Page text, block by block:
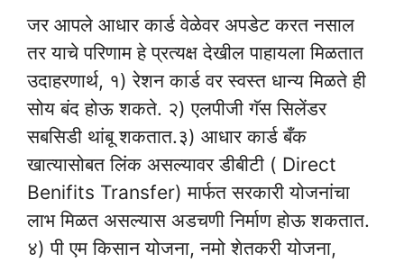
जर आपले आधार कार्ड वेळेवर अपडेट करत नसाल
तर याचे परिणाम हे प्रत्यक्ष देखील पाहायला मिळतात
उदाहरणार्थ, १) रेशन कार्ड वर स्वस्त धान्य मिळते ही
सोय बंद होऊ शकते. २) एलपीजी गॅस सिलेंडर
सबसिडी थांबू शकतात.३) आधार कार्ड बँक
खात्यासोबत लिंक असल्यावर डीबीटी ( Direct
Benifits Transfer) मार्फत सरकारी योजनांचा
लाभ मिळत असल्यास अडचणी निर्माण होऊ शकतात.
४) पी एम किसान योजना, नमो शेतकरी योजना,